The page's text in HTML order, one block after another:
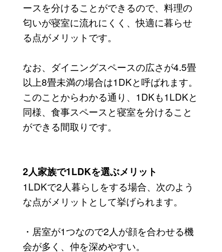
ースを分けることができるので、料理の
匂いが寝室に流れにくく、快適に暮らせ
る点がメリットです。
なお、ダイニングスペースの広さが4.5畳
以上8畳未満の場合は1DKと呼ばれます。
このことからわかる通り、1DKも1LDKと
同様、食事スペースと寝室を分けること
ができる間取りです。
2人家族で1LDKを選ぶメリット
1LDKで2人暮らしをする場合、次のよう
な点がメリットとして挙げられます。
・居室が1つなので2人が顔を合わせる機
会が多く、仲を深めやすい。